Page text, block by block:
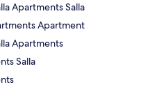
Apartments Salla
Apartment
Apartments
Salla